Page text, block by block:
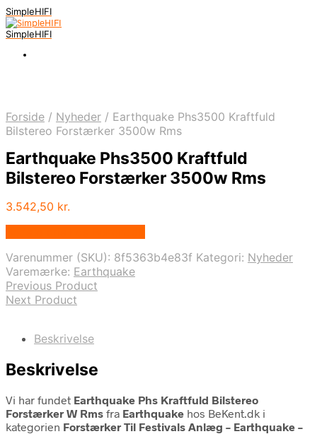
SimpleHIFI
SimpleHIFI
Forside / Nyheder / Earthquake Phs3500 Kraftfuld
Bilstereo Forstærker 3500w Rms
Earthquake Phs3500 Kraftfuld
Bilstereo Forstærker 3500w Rms
3.542,50 kr.
Varenummer (SKU): 8f5363b4e83f Kategori: Nyheder
Varemærke: Earthquake
Previous Product
Next Product
Beskrivelse
Beskrivelse
Vi har fundet Earthquake Phs Kraftfuld Bilstereo
Forstærker W Rms fra Earthquake hos BeKent.dk i
kategorien Forstærker Til Festivals Anlæg – Earthquake –